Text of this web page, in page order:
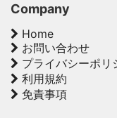
Company
Home
お問い合わせ
プライバシーポリ
利用規約
免責事項